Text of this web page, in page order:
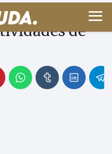
con
de